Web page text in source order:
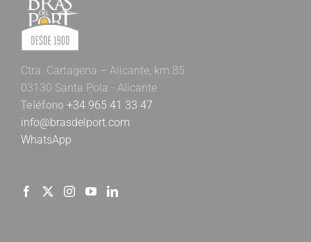
Ctra. Cartagena – Alicante, km 85
03130 Santa Pola - Alicante
Teléfono +34 965 41 33 47
info@brasdelport.com
WhatsApp